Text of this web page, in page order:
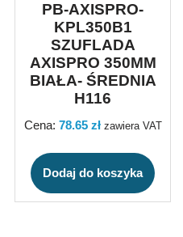
PB-AXISPRO-
KPL350B1
SZUFLADA
AXISPRO 350MM
BIAŁA- ŚREDNIA
H116
Cena: 78.65 zł zawiera VAT
Dodaj do koszyka